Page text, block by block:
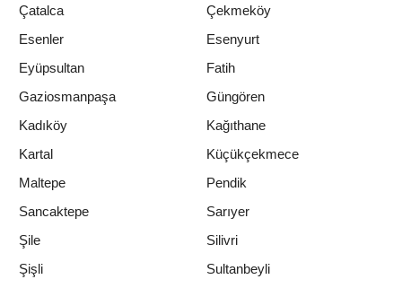
Çatalca
Çekmeköy
Esenler
Esenyurt
Eyüpsultan
Fatih
Gaziosmanpaşa
Güngören
Kadıköy
Kağıthane
Kartal
Küçükçekmece
Maltepe
Pendik
Sancaktepe
Sarıyer
Şile
Silivri
Şişli
Sultanbeyli